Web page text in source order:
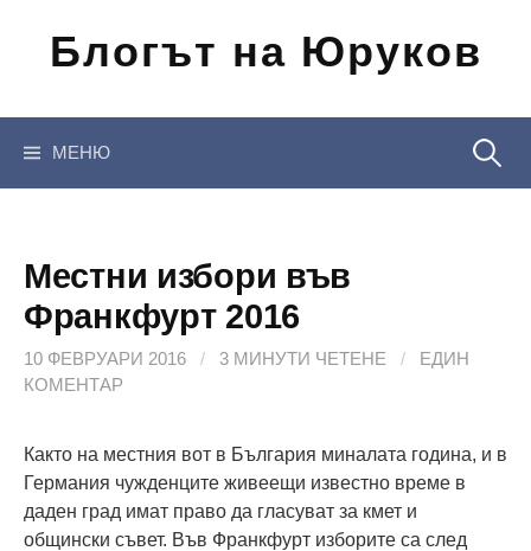
съдържанието
Блогът на Юруков
МЕНЮ
Местни избори във
Франкфурт 2016
10 ФЕВРУАРИ 2016 / 3 МИНУТИ ЧЕТЕНЕ /
ЕДИН
КОМЕНТАР
Както на местния вот в България миналата година, и в
Германия чужденците живеещи известно време в
даден град имат право да гласуват за кмет и
общински съвет. Във Франкфурт изборите са след